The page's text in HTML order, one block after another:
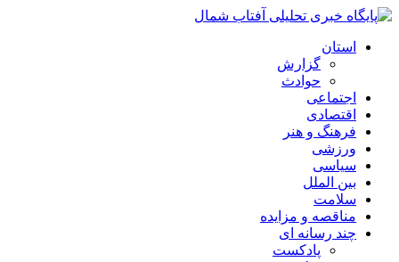
استان
گزارش
حوادث
اجتماعی
اقتصادی
فرهنگ و هنر
ورزشی
سیاسی
بین الملل
سلامت
مناقصه و مزایده
چند رسانه ای
پادکست